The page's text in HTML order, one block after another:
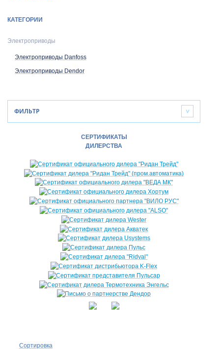
КАТЕГОРИИ
Электроприводы
Электроприводы Danfoss
Электроприводы Dendor
ФИЛЬТР >
СЕРТИФИКАТЫ
ДИЛЕРСТВА
Сортировка